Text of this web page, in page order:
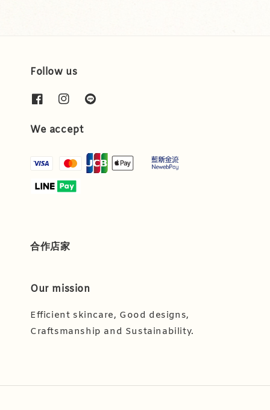
Follow us
We accept
合作店家
Our mission
Efficient skincare, Good designs,
Craftsmanship and Sustainability.